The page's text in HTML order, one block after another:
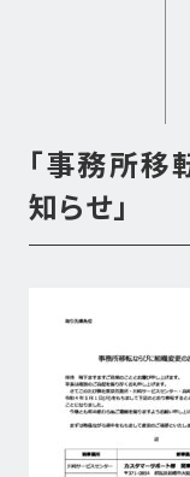
「事務所
知らせ」